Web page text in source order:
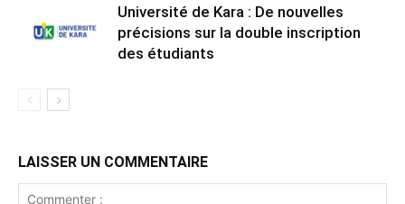
Université de Kara : De nouvelles
précisions sur la double inscription
des étudiants
LAISSER UN COMMENTAIRE